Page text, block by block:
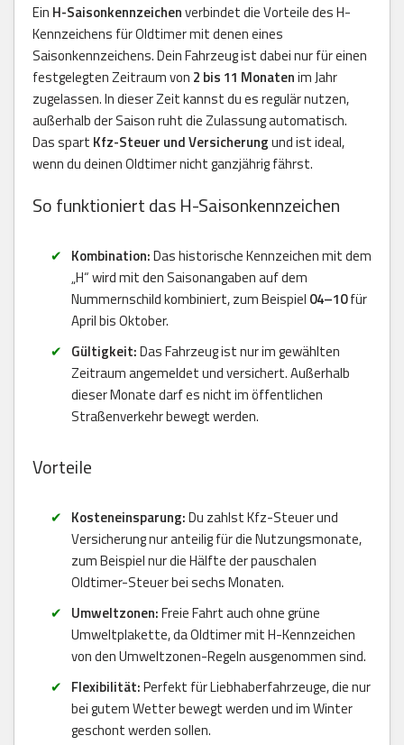
Ein H-Saisonkennzeichenverbindet die Vorteile des H-
Kennzeichens für Oldtimer mit denen eines
Saisonkennzeichens. Dein Fahrzeug ist dabei nur für einen
festgelegten Zeitraum von 2 bis 11 Monatenim Jahr
zugelassen. In dieser Zeit kannst du es regulär nutzen,
außerhalb der Saison ruht die Zulassung automatisch.
Das spart Kfz-Steuer und Versicherungund ist ideal,
wenn du deinen Oldtimer nicht ganzjährig fährst.
So funktioniert das H-Saisonkennzeichen
Kombination:Das historische Kennzeichen mit dem
„H“ wird mit den Saisonangaben auf dem
Nummernschild kombiniert, zum Beispiel 04–10für
April bis Oktober.
Gültigkeit:Das Fahrzeug ist nur im gewählten
Zeitraum angemeldet und versichert. Außerhalb
dieser Monate darf es nicht im öffentlichen
Straßenverkehr bewegt werden.
Vorteile
Kosteneinsparung:Du zahlst Kfz-Steuer und
Versicherung nur anteilig für die Nutzungsmonate,
zum Beispiel nur die Hälfte der pauschalen
Oldtimer-Steuer bei sechs Monaten.
Umweltzonen:Freie Fahrt auch ohne grüne
Umweltplakette, da Oldtimer mit H-Kennzeichen
von den Umweltzonen-Regeln ausgenommen sind.
Flexibilität:Perfekt für Liebhaberfahrzeuge, die nur
bei gutem Wetter bewegt werden und im Winter
geschont werden sollen.